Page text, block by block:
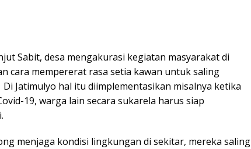
Sabit, desa mengakurasi kegiatan masyarakat di
cara mempererat rasa setia kawan untuk saling
Jatimulyo hal itu diimplementasikan misalnya ketika
19, warga lain secara sukarela harus siap
menjaga kondisi lingkungan di sekitar, mereka saling